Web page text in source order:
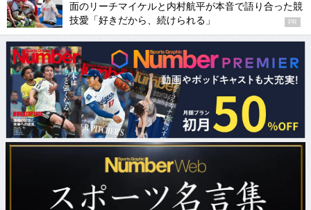
面のリーチマイケルと内村航平が本音で語り合った競
技愛「好きだから、続けられる」
PR